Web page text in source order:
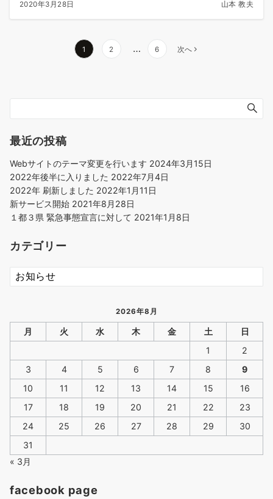
2020年3月28日 山本 教夫
ジ
送
1 2 … 6 次へ
最近の投稿
Webサイトのテーマ変更を行います 2024年3月15日
2022年後半に入りました 2022年7月4日
2022年 刷新しました 2022年1月11日
新サービス開始 2021年8月28日
１都３県 緊急事態宣言に対して 2021年1月8日
カテゴリー
カ
テ
ー
2026年8月
月 火 水 木 金 土
日
1
2
3
4 5 6 7 8
9
10
11 12 13 14 15
16
17
18 19 20 21 22
23
24
25 26 27 28 29
30
31
« 3月
facebook page